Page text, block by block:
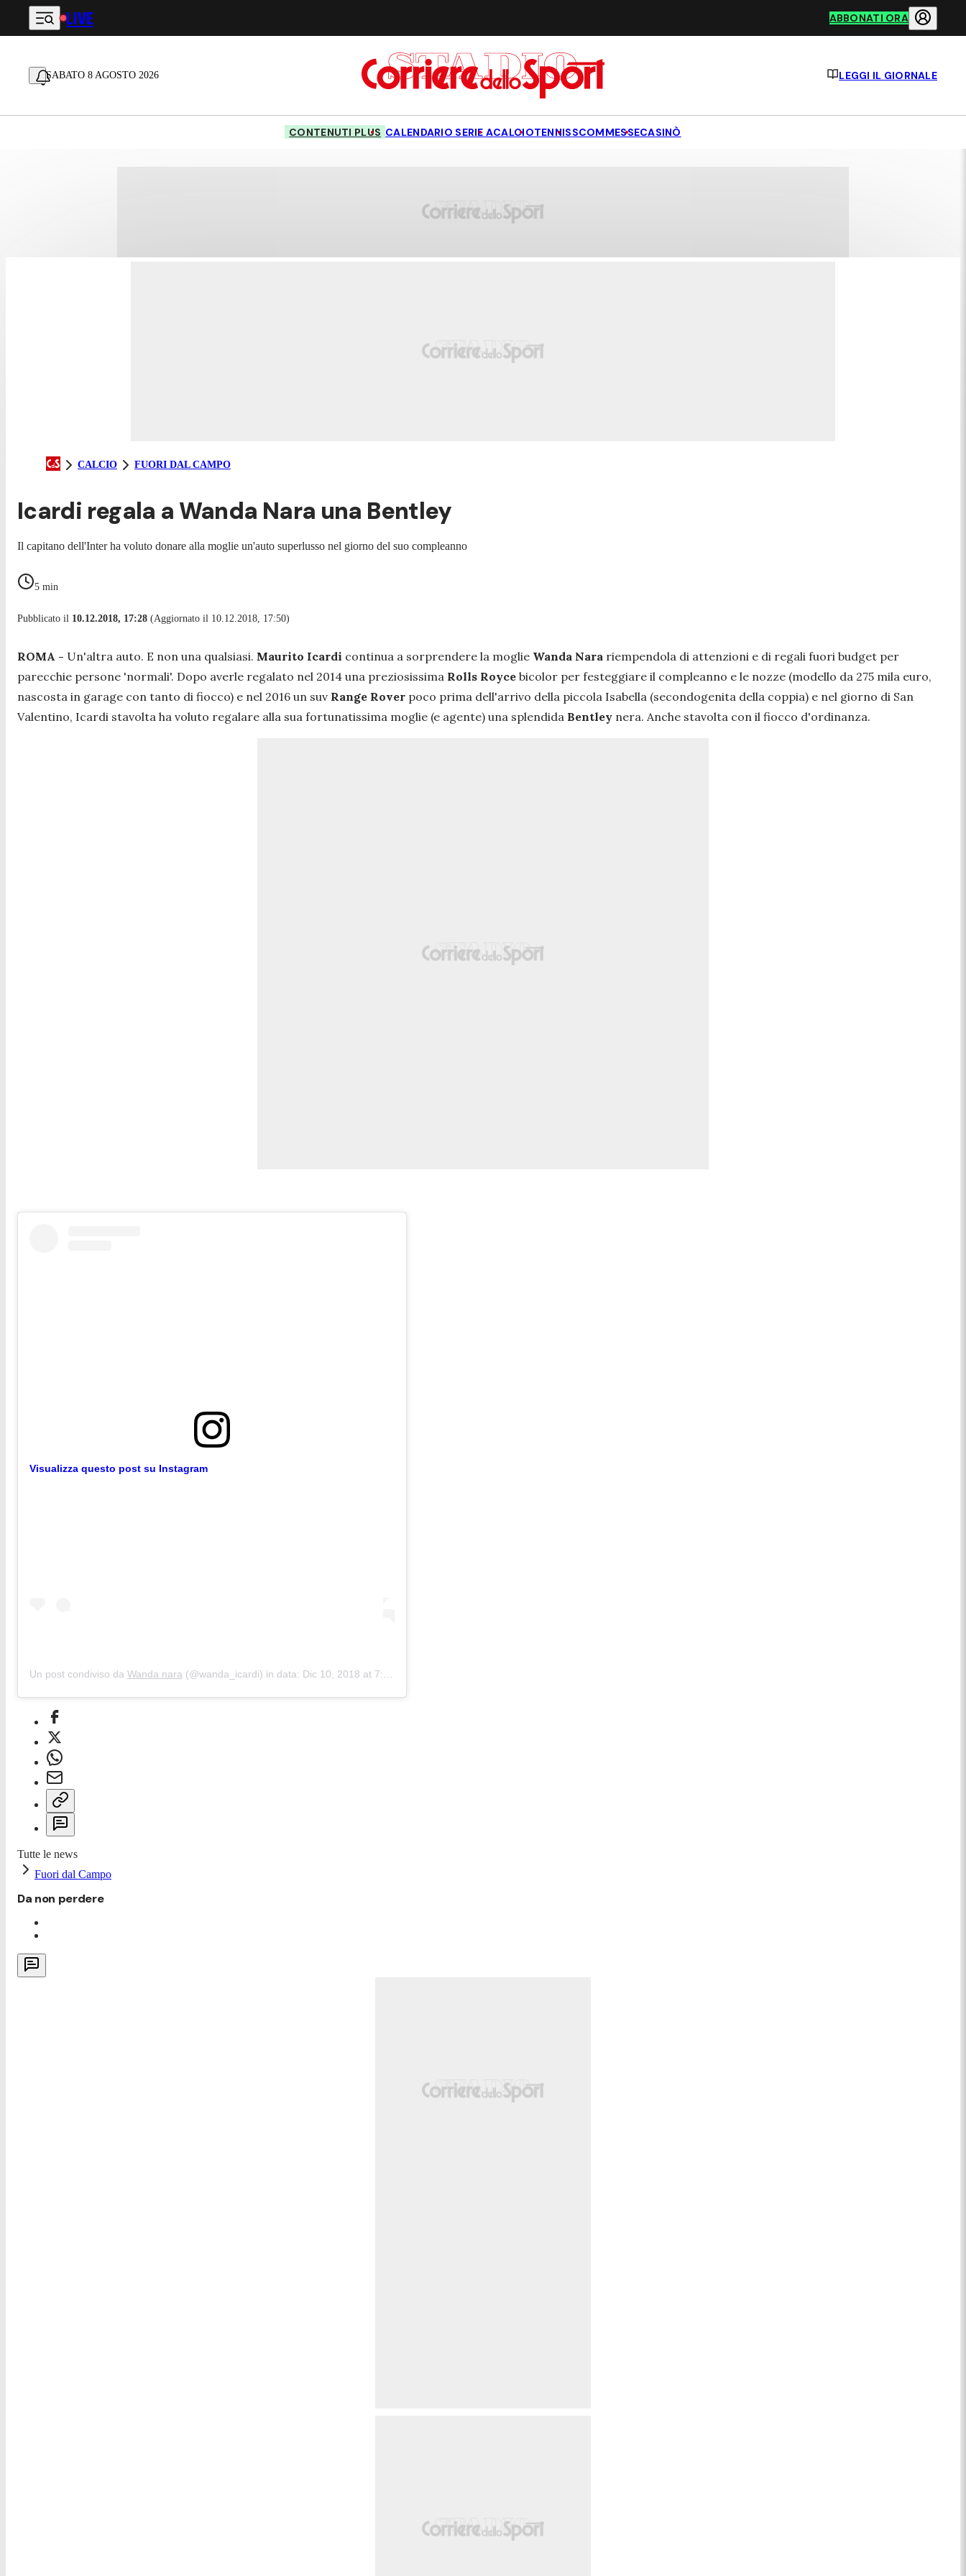
Vai al contenuto principale
LIVE ABBONATI ORA
SABATO 8 AGOSTO 2026 LEGGI IL GIORNALE
CONTENUTI PLUS CALENDARIO SERIE ACALCIOTENNISSCOMMESSECASINÒ
CALCIO FUORI DAL CAMPO
Icardi regala a Wanda Nara una Bentley
Il capitano dell'Inter ha voluto donare alla moglie un'auto superlusso nel giorno del suo compleanno
5 min
Pubblicato il 10.12.2018, 17:28 (Aggiornato il 10.12.2018, 17:50)
ROMA - Un'altra auto. E non una qualsiasi. Maurito Icardi continua a sorprendere la moglie Wanda Nara riempendola di attenzioni e di regali fuori budget per
parecchie persone 'normali'. Dopo averle regalato nel 2014 una preziosissima Rolls Royce bicolor per festeggiare il compleanno e le nozze (modello da 275 mila euro,
nascosta in garage con tanto di fiocco) e nel 2016 un suv Range Rover poco prima dell'arrivo della piccola Isabella (secondogenita della coppia) e nel giorno di San
Valentino, Icardi stavolta ha voluto regalare alla sua fortunatissima moglie (e agente) una splendida Bentley nera. Anche stavolta con il fiocco d'ordinanza.
Visualizza questo post su Instagram
Un post condiviso da Wanda nara (@wanda_icardi) in data: Dic 10, 2018 at 7:24 PST
Tutte le news
Fuori dal Campo
Da non perdere